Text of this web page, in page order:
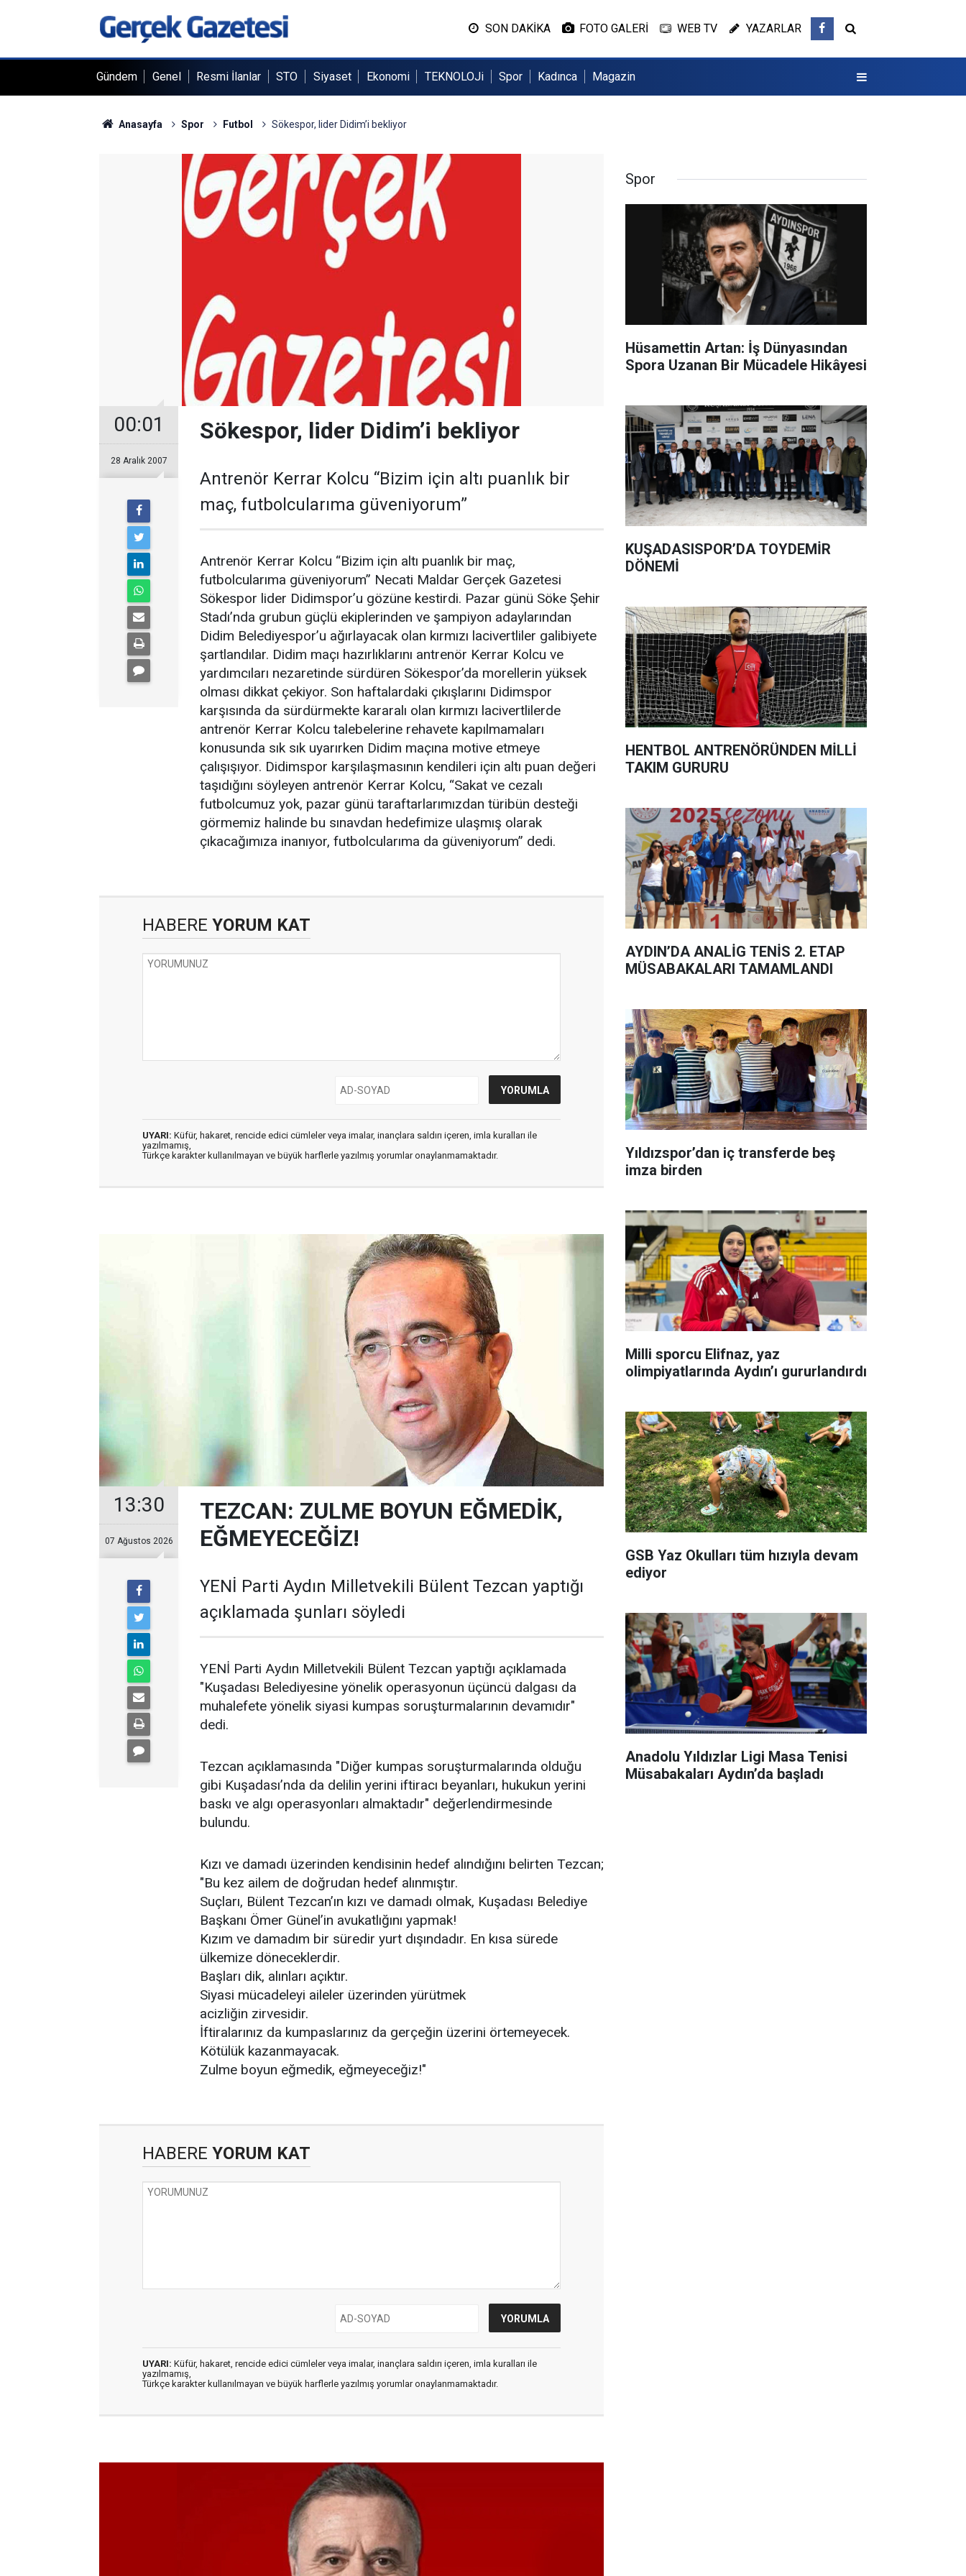
SON DAKİKA FOTO GALERİ WEB TV YAZARLAR
Gündem Genel Resmi İlanlar STO Siyaset Ekonomi TEKNOLOJi Spor Kadınca Magazin
Anasayfa Spor Futbol Sökespor, lider Didim’i bekliyor
00:01
28 Aralık 2007
Sökespor, lider Didim’i bekliyor
Antrenör Kerrar Kolcu “Bizim için altı puanlık bir
maç, futbolcularıma güveniyorum”
Antrenör Kerrar Kolcu “Bizim için altı puanlık bir maç,
futbolcularıma güveniyorum” Necati Maldar Gerçek Gazetesi
Sökespor lider Didimspor’u gözüne kestirdi. Pazar günü Söke Şehir
Stadı’nda grubun güçlü ekiplerinden ve şampiyon adaylarından
Didim Belediyespor’u ağırlayacak olan kırmızı lacivertliler galibiyete
şartlandılar. Didim maçı hazırlıklarını antrenör Kerrar Kolcu ve
yardımcıları nezaretinde sürdüren Sökespor’da morellerin yüksek
olması dikkat çekiyor. Son haftalardaki çıkışlarını Didimspor
karşısında da sürdürmekte kararalı olan kırmızı lacivertlilerde
antrenör Kerrar Kolcu talebelerine rehavete kapılmamaları
konusunda sık sık uyarırken Didim maçına motive etmeye
çalışışıyor. Didimspor karşılaşmasının kendileri için altı puan değeri
taşıdığını söyleyen antrenör Kerrar Kolcu, “Sakat ve cezalı
futbolcumuz yok, pazar günü taraftarlarımızdan türibün desteği
görmemiz halinde bu sınavdan hedefimize ulaşmış olarak
çıkacağımıza inanıyor, futbolcularıma da güveniyorum” dedi.
HABERE YORUM KAT
UYARI: Küfür, hakaret, rencide edici cümleler veya imalar, inançlara saldırı içeren, imla kuralları ile
yazılmamış,
Türkçe karakter kullanılmayan ve büyük harflerle yazılmış yorumlar onaylanmamaktadır.
13:30
07 Ağustos 2026
TEZCAN: ZULME BOYUN EĞMEDİK,
EĞMEYECEĞİZ!
YENİ Parti Aydın Milletvekili Bülent Tezcan yaptığı
açıklamada şunları söyledi
YENİ Parti Aydın Milletvekili Bülent Tezcan yaptığı açıklamada
"Kuşadası Belediyesine yönelik operasyonun üçüncü dalgası da
muhalefete yönelik siyasi kumpas soruşturmalarının devamıdır"
dedi.
Tezcan açıklamasında "Diğer kumpas soruşturmalarında olduğu
gibi Kuşadası’nda da delilin yerini iftiracı beyanları, hukukun yerini
baskı ve algı operasyonları almaktadır" değerlendirmesinde
bulundu.
Kızı ve damadı üzerinden kendisinin hedef alındığını belirten Tezcan;
"Bu kez ailem de doğrudan hedef alınmıştır.
Suçları, Bülent Tezcan’ın kızı ve damadı olmak, Kuşadası Belediye
Başkanı Ömer Günel’in avukatlığını yapmak!
Kızım ve damadım bir süredir yurt dışındadır. En kısa sürede
ülkemize döneceklerdir.
Başları dik, alınları açıktır.
Siyasi mücadeleyi aileler üzerinden yürütmek
acizliğin zirvesidir.
İftiralarınız da kumpaslarınız da gerçeğin üzerini örtemeyecek.
Kötülük kazanmayacak.
Zulme boyun eğmedik, eğmeyeceğiz!"
HABERE YORUM KAT
UYARI: Küfür, hakaret, rencide edici cümleler veya imalar, inançlara saldırı içeren, imla kuralları ile
yazılmamış,
Türkçe karakter kullanılmayan ve büyük harflerle yazılmış yorumlar onaylanmamaktadır.
Spor
Hüsamettin Artan: İş Dünyasından
Spora Uzanan Bir Mücadele Hikâyesi
KUŞADASISPOR’DA TOYDEMİR
DÖNEMİ
HENTBOL ANTRENÖRÜNDEN MİLLİ
TAKIM GURURU
AYDIN’DA ANALİG TENİS 2. ETAP
MÜSABAKALARI TAMAMLANDI
Yıldızspor’dan iç transferde beş
imza birden
Milli sporcu Elifnaz, yaz
olimpiyatlarında Aydın’ı gururlandırdı
GSB Yaz Okulları tüm hızıyla devam
ediyor
Anadolu Yıldızlar Ligi Masa Tenisi
Müsabakaları Aydın’da başladı